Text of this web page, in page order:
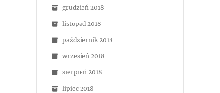
grudzień 2018
listopad 2018
październik 2018
wrzesień 2018
sierpień 2018
lipiec 2018